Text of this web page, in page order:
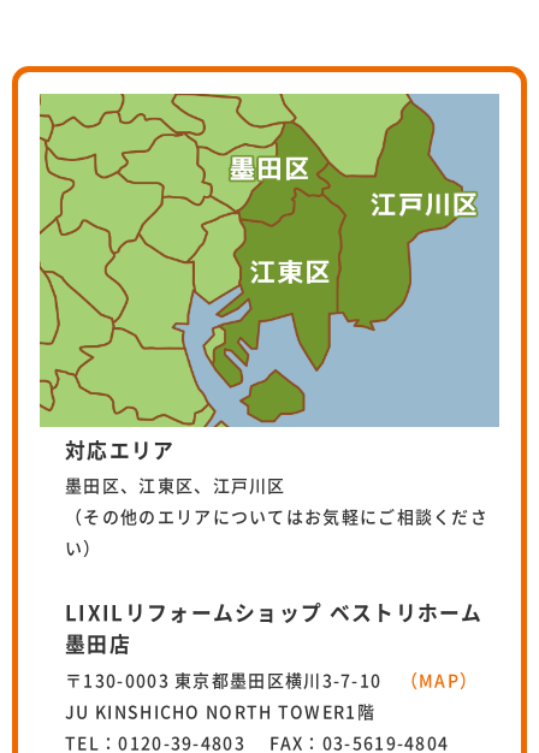
対応エリア
墨田区、江東区、江戸川区
（その他のエリアについてはお気軽にご相談くださ
い）
LIXILリフォームショップ ベストリホーム
墨田店
〒130-0003 東京都墨田区横川3-7-10
（MAP）
JU KINSHICHO NORTH TOWER1階
TEL：0120-39-4803 FAX：03-5619-4804